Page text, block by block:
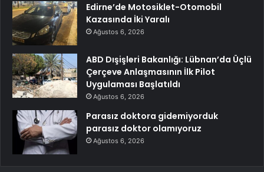
Edirne’de Motosiklet-Otomobil
Kazasında İki Yaralı
Ağustos 6, 2026
ABD Dışişleri Bakanlığı: Lübnan’da Üçlü
Çerçeve Anlaşmasının İlk Pilot
Uygulaması Başlatıldı
Ağustos 6, 2026
Parasız doktora gidemiyorduk
parasız doktor olamıyoruz
Ağustos 6, 2026